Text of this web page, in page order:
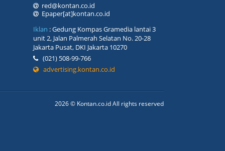
red@kontan.co.id
Epaper[at]kontan.co.id
Iklan : Gedung Kompas Gramedia lantai 3
unit 2, Jalan Palmerah Selatan No. 20-28
Jakarta Pusat, DKI Jakarta 10270
(021) 508-99-766
advertising.kontan.co.id
2026 © Kontan.co.id All rights reserved